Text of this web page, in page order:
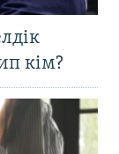
кім?